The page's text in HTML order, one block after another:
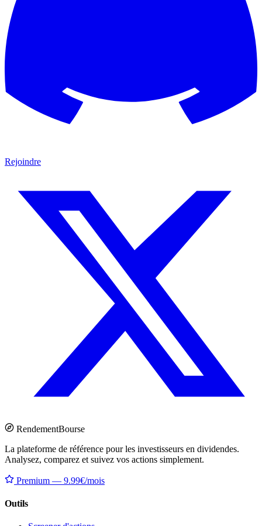
Rejoindre
RendementBourse
La plateforme de référence pour les investisseurs en dividendes.
Analysez, comparez et suivez vos actions simplement.
Premium — 9.99€/mois
Outils